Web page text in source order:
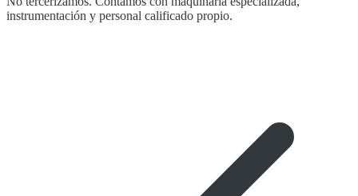
instrumentación y personal calificado propio.